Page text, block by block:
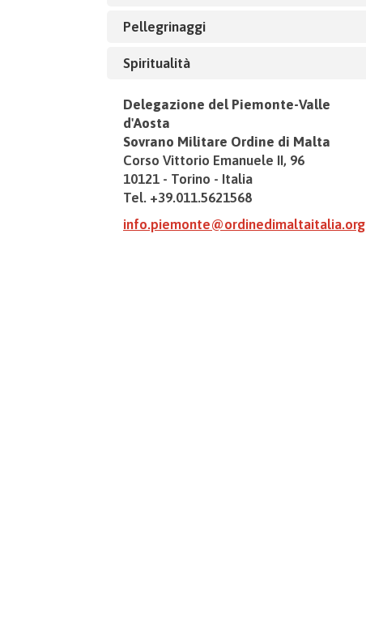
Pellegrinaggi
Spiritualità
Delegazione del Piemonte-Valle
d'Aosta
Sovrano Militare Ordine di Malta
Corso Vittorio Emanuele II, 96
10121 - Torino - Italia
Tel. +39.011.5621568
info.piemonte@ordinedimaltaitalia.org